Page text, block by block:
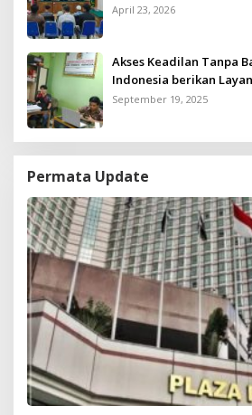
April 23, 2026
Akses Keadilan Tanpa
Indonesia berikan
Gratis untuk Kurang
September 19, 2025
Permata Update